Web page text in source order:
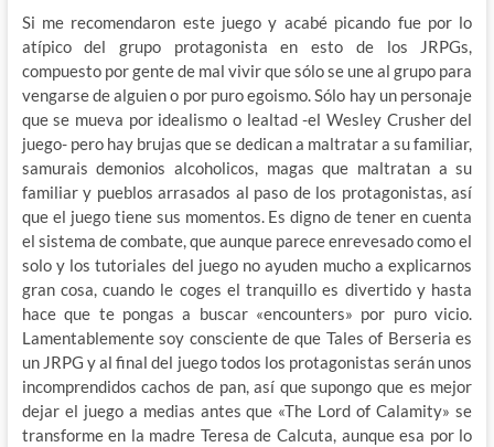
Si me recomendaron este juego y acabé picando fue por lo
atípico del grupo protagonista en esto de los JRPGs,
compuesto por gente de mal vivir que sólo se une al grupo para
vengarse de alguien o por puro egoismo. Sólo hay un personaje
que se mueva por idealismo o lealtad -el Wesley Crusher del
juego- pero hay brujas que se dedican a maltratar a su familiar,
samurais demonios alcoholicos, magas que maltratan a su
familiar y pueblos arrasados al paso de los protagonistas, así
que el juego tiene sus momentos. Es digno de tener en cuenta
el sistema de combate, que aunque parece enrevesado como el
solo y los tutoriales del juego no ayuden mucho a explicarnos
gran cosa, cuando le coges el tranquillo es divertido y hasta
hace que te pongas a buscar «encounters» por puro vicio.
Lamentablemente soy consciente de que Tales of Berseria es
un JRPG y al final del juego todos los protagonistas serán unos
incomprendidos cachos de pan, así que supongo que es mejor
dejar el juego a medias antes que «The Lord of Calamity» se
transforme en la madre Teresa de Calcuta, aunque esa por lo